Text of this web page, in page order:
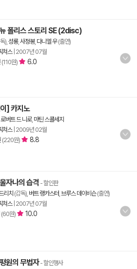
폴리스 스토리 SE (2disc)
), 성룡, 사정봉, 다니엘 우(출연)
쳐스| 2007년 07월
(110원)
6.0
] 카지노
로버트 드 니로, 마틴 스콜세지
쳐스| 2009년 02월
(220원)
8.8
자나의 습격 - 할인판
리치 (감독), 버트 랭카스터 브루스 데이비슨(출연)
쳐스| 2007년 07월
(60원)
10.0
원의 무법자- 할인행사